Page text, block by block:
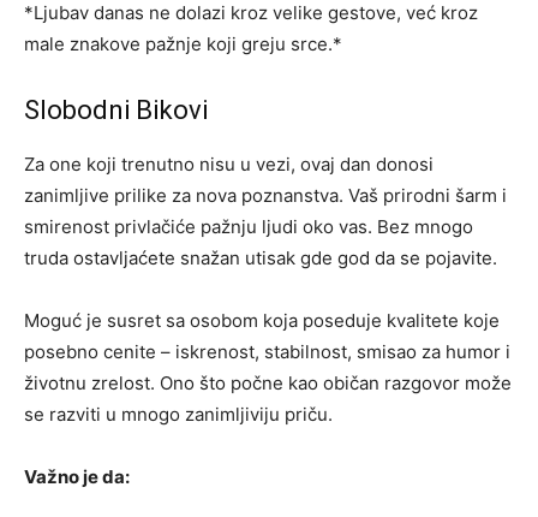
*Ljubav danas ne dolazi kroz velike gestove, već kroz
male znakove pažnje koji greju srce.*
Slobodni Bikovi
Za one koji trenutno nisu u vezi, ovaj dan donosi
zanimljive prilike za nova poznanstva. Vaš prirodni šarm i
smirenost privlačiće pažnju ljudi oko vas. Bez mnogo
truda ostavljaćete snažan utisak gde god da se pojavite.
Moguć je susret sa osobom koja poseduje kvalitete koje
posebno cenite – iskrenost, stabilnost, smisao za humor i
životnu zrelost. Ono što počne kao običan razgovor može
se razviti u mnogo zanimljiviju priču.
Važno je da: